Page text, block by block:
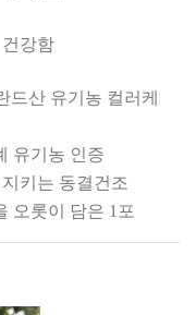
강함
드산 유기농 컬러케
유기농 인증
키는 동결건조
오롯이 담은 1포